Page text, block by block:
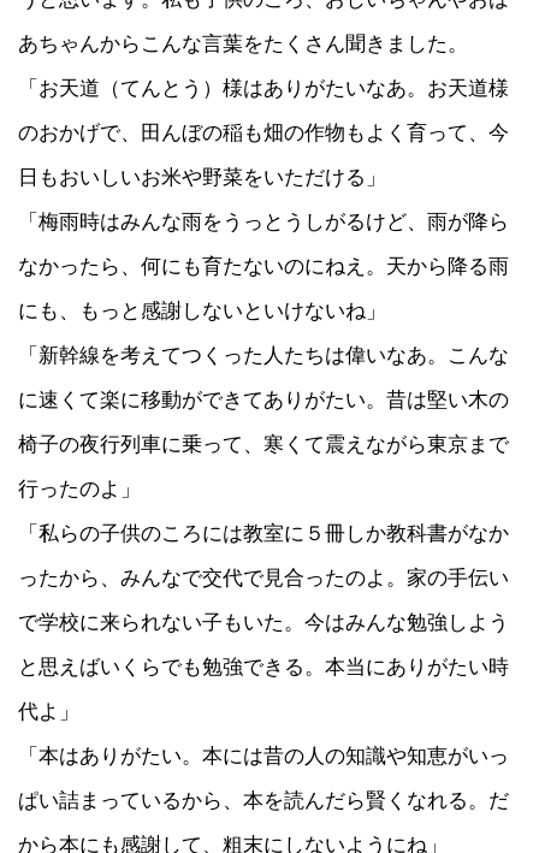
あちゃんからこんな言葉をたくさん聞きました。
「お天道（てんとう）様はありがたいなあ。お天道様
のおかげで、田んぼの稲も畑の作物もよく育って、今
日もおいしいお米や野菜をいただける」
「梅雨時はみんな雨をうっとうしがるけど、雨が降ら
なかったら、何にも育たないのにねえ。天から降る雨
にも、もっと感謝しないといけないね」
「新幹線を考えてつくった人たちは偉いなあ。こんな
に速くて楽に移動ができてありがたい。昔は堅い木の
椅子の夜行列車に乗って、寒くて震えながら東京まで
行ったのよ」
「私らの子供のころには教室に５冊しか教科書がなか
ったから、みんなで交代で見合ったのよ。家の手伝い
で学校に来られない子もいた。今はみんな勉強しよう
と思えばいくらでも勉強できる。本当にありがたい時
代よ」
「本はありがたい。本には昔の人の知識や知恵がいっ
ぱい詰まっているから、本を読んだら賢くなれる。だ
から本にも感謝して、粗末にしないようにね」